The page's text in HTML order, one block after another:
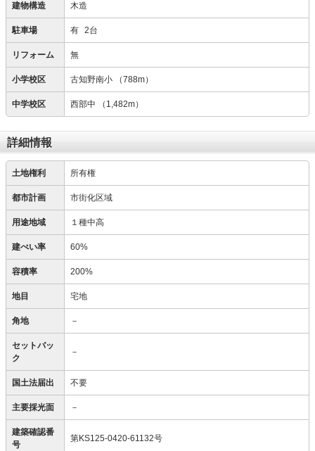
建物構造 木造
駐車場 有 2台
リフォーム 無
小学校区 古知野南小 （788m）
中学校区 西部中 （1,482m）
詳細情報
土地権利 所有権
都市計画 市街化区域
用途地域 １種中高
建ぺい率 60%
容積率 200%
地目 宅地
角地 －
セットバッ
ク
－
国土法届出 不要
主要採光面 －
建築確認番
号
第KS125-0420-61132号